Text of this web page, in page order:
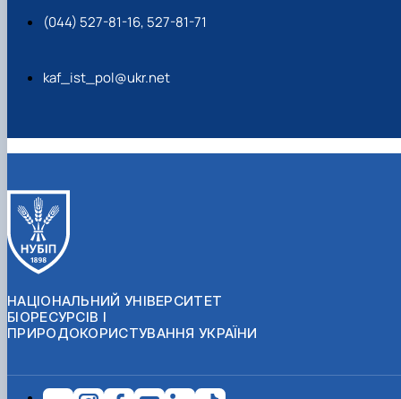
(044) 527-81-16, 527-81-71
kaf_ist_pol@ukr.net
НАЦІОНАЛЬНИЙ УНІВЕРСИТЕТ
БІОРЕСУРСІВ І
ПРИРОДОКОРИСТУВАННЯ УКРАЇНИ